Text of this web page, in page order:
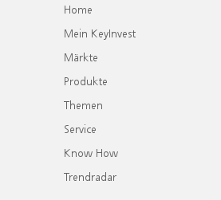
Home
Mein KeyInvest
Märkte
Produkte
Themen
Service
Know How
Trendradar